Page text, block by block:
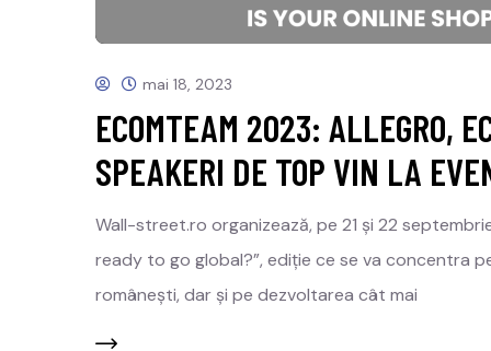
mai 18, 2023
ECOMTEAM 2023: ALLEGRO,
SPEAKERI DE TOP VIN LA
Wall-street.ro organizează, pe 21 și 22
ready to go global?”, ediție ce se va concentra
românești, dar și pe dezvoltarea cât mai